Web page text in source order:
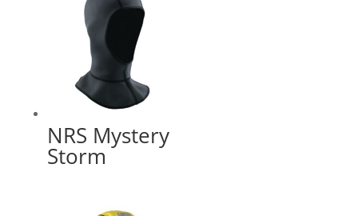
NRS Mystery
Storm